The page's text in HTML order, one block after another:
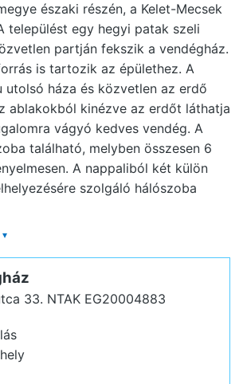
északi részén, a Kelet-Mecsek
települést egy hegyi patak szeli
partján fekszik a vendégház.
is tartozik az épülethez. A
utolsó háza és közvetlen az erdő
ablakokból kinézve az erdőt láthatja
vágyó kedves vendég. A
található, melyben összesen 6
A nappaliból két külön
szolgáló hálószoba
▾
33. NTAK EG20004883